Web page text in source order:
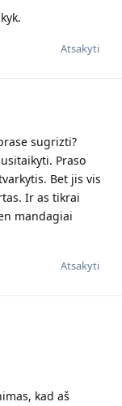
Atsakyti
sugrizti?
Praso
Bet jis vis
Ir as tikrai
mandagiai
Atsakyti
kad aš